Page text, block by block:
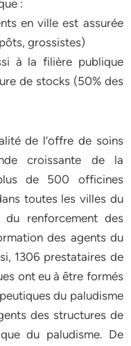
:
en ville est assurée
grossistes)
à la filière publique
de stocks (50% des
de l’offre de soins
croissante de la
de 500 officines
toutes les villes du
renforcement des
des agents du
1306 prestataires de
ont eu à être formés
du paludisme
des structures de
du paludisme. De